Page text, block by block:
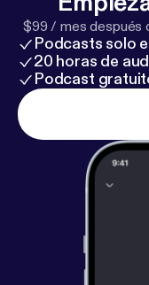
sairaudestaan
$99 / mes después
Podcasts solo
20 horas de
Podcast